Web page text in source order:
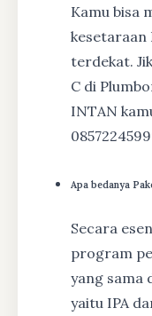
Kamu bisa
kesetaraan
terdekat.
C di
INTAN
Apa bedanya
Secara
program
yang sama
yaitu IPA